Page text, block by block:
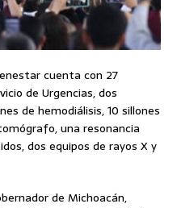
cuenta con 27
de Urgencias, dos
de hemodiálisis, 10 sillones
una resonancia
dos equipos de rayos X y
de Michoacán,